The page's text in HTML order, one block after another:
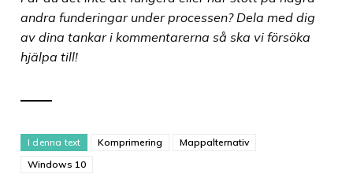
andra funderingar under processen? Dela med dig
av dina tankar i kommentarerna så ska vi försöka
hjälpa till!
I denna text Komprimering
Mappalternativ
Windows 10